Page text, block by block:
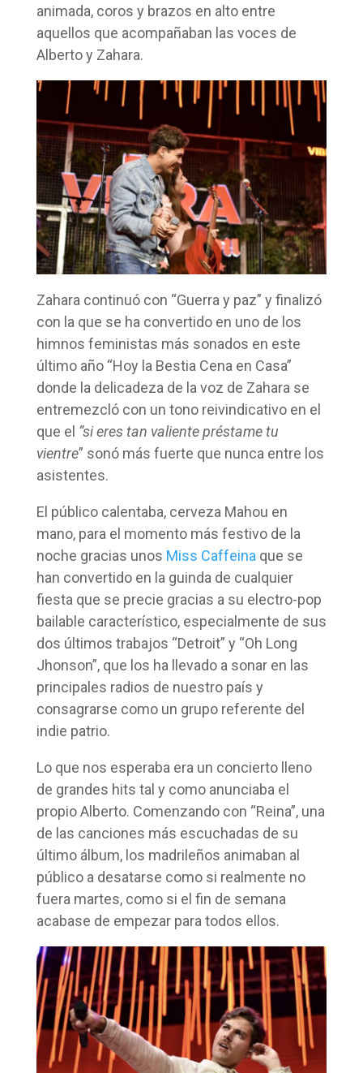
animada, coros y brazos en alto entre
aquellos que acompañaban las voces de
Alberto y Zahara.
Zahara continuó con “Guerra y paz” y finalizó
con la que se ha convertido en uno de los
himnos feministas más sonados en este
último año “Hoy la Bestia Cena en Casa”
donde la delicadeza de la voz de Zahara se
entremezcló con un tono reivindicativo en el
que el “si eres tan valiente préstame tu
vientre” sonó más fuerte que nunca entre los
asistentes.
El público calentaba, cerveza Mahou en
mano, para el momento más festivo de la
noche gracias unos Miss Caffeinaque se
han convertido en la guinda de cualquier
fiesta que se precie gracias a su electro-pop
bailable característico, especialmente de sus
dos últimos trabajos “Detroit” y “Oh Long
Jhonson”, que los ha llevado a sonar en las
principales radios de nuestro país y
consagrarse como un grupo referente del
indie patrio.
Lo que nos esperaba era un concierto lleno
de grandes hits tal y como anunciaba el
propio Alberto. Comenzando con “Reina”, una
de las canciones más escuchadas de su
último álbum, los madrileños animaban al
público a desatarse como si realmente no
fuera martes, como si el fin de semana
acabase de empezar para todos ellos.